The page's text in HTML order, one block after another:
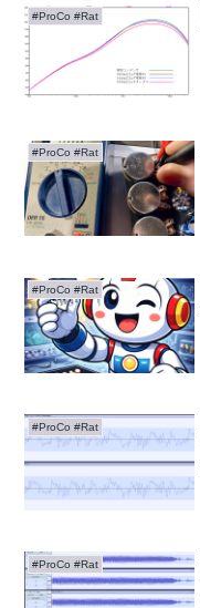
#ProCo #Rat
#ProCo #Rat
#ProCo #Rat
#ProCo #Rat
#ProCo #Rat